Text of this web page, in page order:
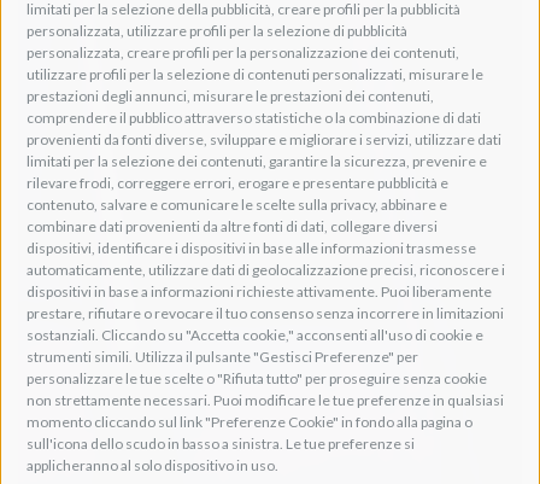
limitati per la selezione della pubblicità, creare profili per la pubblicità
personalizzata, utilizzare profili per la selezione di pubblicità
personalizzata, creare profili per la personalizzazione dei contenuti,
utilizzare profili per la selezione di contenuti personalizzati, misurare le
prestazioni degli annunci, misurare le prestazioni dei contenuti,
comprendere il pubblico attraverso statistiche o la combinazione di dati
provenienti da fonti diverse, sviluppare e migliorare i servizi, utilizzare dati
limitati per la selezione dei contenuti, garantire la sicurezza, prevenire e
rilevare frodi, correggere errori, erogare e presentare pubblicità e
contenuto, salvare e comunicare le scelte sulla privacy, abbinare e
combinare dati provenienti da altre fonti di dati, collegare diversi
dispositivi, identificare i dispositivi in base alle informazioni trasmesse
automaticamente, utilizzare dati di geolocalizzazione precisi, riconoscere i
dispositivi in base a informazioni richieste attivamente. Puoi liberamente
prestare, rifiutare o revocare il tuo consenso senza incorrere in limitazioni
sostanziali. Cliccando su "Accetta cookie," acconsenti all'uso di cookie e
strumenti simili. Utilizza il pulsante "Gestisci Preferenze" per
personalizzare le tue scelte o "Rifiuta tutto" per proseguire senza cookie
non strettamente necessari. Puoi modificare le tue preferenze in qualsiasi
momento cliccando sul link "Preferenze Cookie" in fondo alla pagina o
sull'icona dello scudo in basso a sinistra. Le tue preferenze si
applicheranno al solo dispositivo in uso.